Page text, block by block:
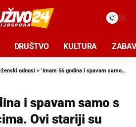
DRUŠTVO KULTURA
odnosi > ‘Imam 56 godina i spavam samo s 20-godišnjacima. Ovi stariji su dosadni u krevetu i ne mogu pratiti moje potrebe‘
i spavam samo s
Ovi stariji su